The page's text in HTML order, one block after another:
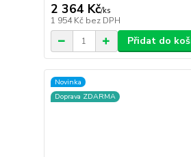
2 364 Kč/ks
1 954 Kč bez DPH
Přidat do
Novinka
Doprava ZDARMA